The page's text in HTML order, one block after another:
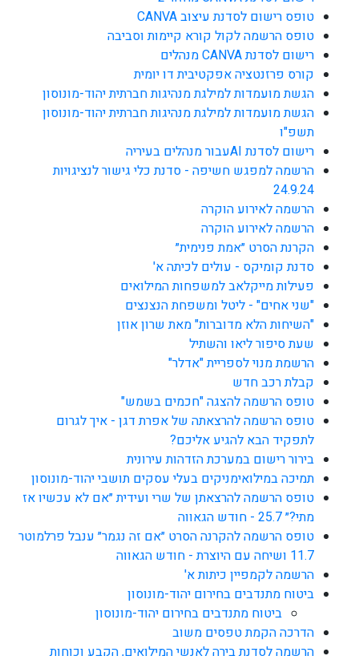
טופס רישום לסדנת עיצוב CANVA
טופס הרשמה לקול קורא קיימות וסביבה
רישום לסדנת CANVA מנהלים
קורס פרזנטציה אפקטיבית דו יומית
הגשת מועמדות למילגת מנהיגות חברתית יהוד-מונוסון
הגשת מועמדות למילגת מנהיגות חברתית יהוד-מונוסון
תשפ"ו
רישום לסדנת AIעבור מנהלים בעיריה
הרשמה למפגש חשיפה - סדנת כלי גישור לנציגויות
24.9.24
הרשמה לאירוע הוקרה
הרשמה לאירוע הוקרה
הקרנת הסרט ״אמת פנימית״
סדנת קומיקס - עולים לכיתה א'
פעילות מייקלאב למשפחות המילואים
"שני אחים" - ליטל ומשפחת הנצנצים
"השיחות הלא מדוברות" מאת שרון אוזן
שעת סיפור ליאו והשתיל
הרשמת מנוי לספריית "אדלר"
קבלת רכב חדש
טופס הרשמה להצגה "חכמים בשמש"
טופס הרשמה להרצאתה של אפרת דגן - איך לגרום
לתפקיד הבא להגיע אליכם?
בירור רישום במערכת הזדהות עירונית
תמיכה במילואימניקים בעלי עסקים תושבי יהוד-מונוסון
טופס הרשמה להרצאתן של שרי ועידית ״אם לא עכשיו אז
מתי?״ 25.7 - חודש הגאווה
טופס הרשמה להקרנה הסרט ״אם זה נגמר״ ענבל פרלמוטר
11.7 ושיחה עם היוצרת - חודש הגאווה
הרשמה לקמפיין כיתות א'
ביטוח מתנדבים בחירום יהוד-מונוסון
ביטוח מתנדבים בחירום יהוד-מונוסון
הדרכה הקמת טפסים משוב
הרשמה לסדנת בירה לאנשי המילואים, הקבע וכוחות